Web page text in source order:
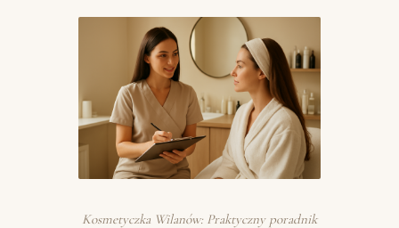
Kosmetyczka Wilanów: Praktyczny poradnik